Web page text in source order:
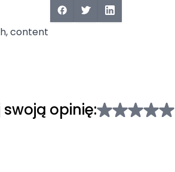
content
swoją opinię: